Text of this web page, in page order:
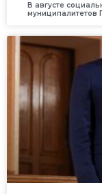
В августе
муниципалитетов